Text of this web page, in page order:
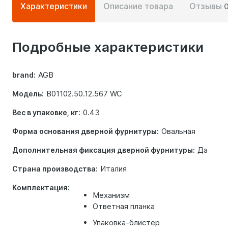
информация
товаре
Характеристики Описание товара Отзывы 0
Подробные характеристики
brand: AGB
Модель: B01102.50.12.567 WC
Вес в упаковке, кг: 0.43
Форма основания дверной фурнитуры: Овальная
Дополнительная фиксация дверной фурнитуры: Да
Страна производства: Италия
Комплектация:
Механизм
Ответная планка
Упаковка-блистер